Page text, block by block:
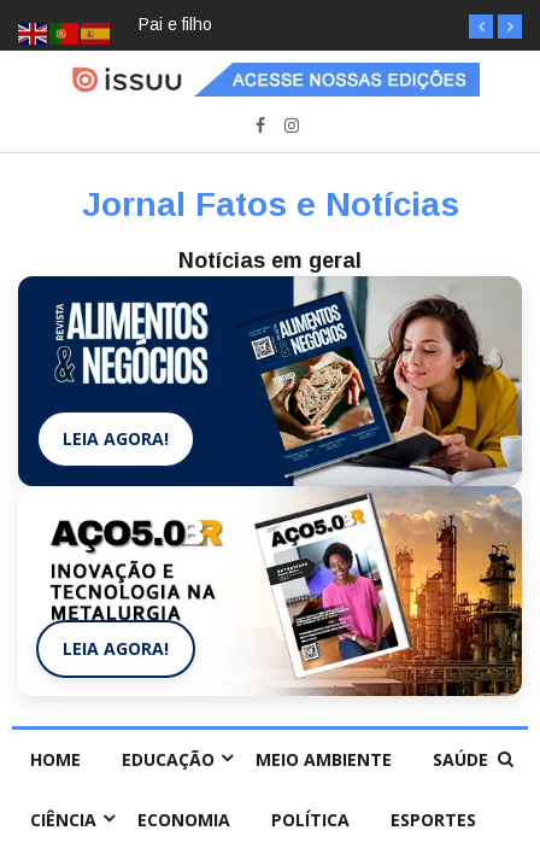
Pai e filho
Jornal Fatos e Notícias
Notícias em geral
LEIA AGORA!
LEIA AGORA!
HOME EDUCAÇÃO MEIO AMBIENTE SAÚDE
CIÊNCIA ECONOMIA POLÍTICA ESPORTES